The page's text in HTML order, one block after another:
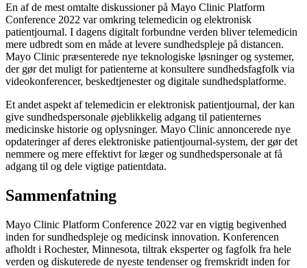
En af de mest omtalte diskussioner på Mayo Clinic Platform
Conference 2022 var omkring telemedicin og elektronisk
patientjournal. I dagens digitalt forbundne verden bliver telemedicin
mere udbredt som en måde at levere sundhedspleje på distancen.
Mayo Clinic præsenterede nye teknologiske løsninger og systemer,
der gør det muligt for patienterne at konsultere sundhedsfagfolk via
videokonferencer, beskedtjenester og digitale sundhedsplatforme.
Et andet aspekt af telemedicin er elektronisk patientjournal, der kan
give sundhedspersonale øjeblikkelig adgang til patienternes
medicinske historie og oplysninger. Mayo Clinic annoncerede nye
opdateringer af deres elektroniske patientjournal-system, der gør det
nemmere og mere effektivt for læger og sundhedspersonale at få
adgang til og dele vigtige patientdata.
Sammenfatning
Mayo Clinic Platform Conference 2022 var en vigtig begivenhed
inden for sundhedspleje og medicinsk innovation. Konferencen
afholdt i Rochester, Minnesota, tiltrak eksperter og fagfolk fra hele
verden og diskuterede de nyeste tendenser og fremskridt inden for